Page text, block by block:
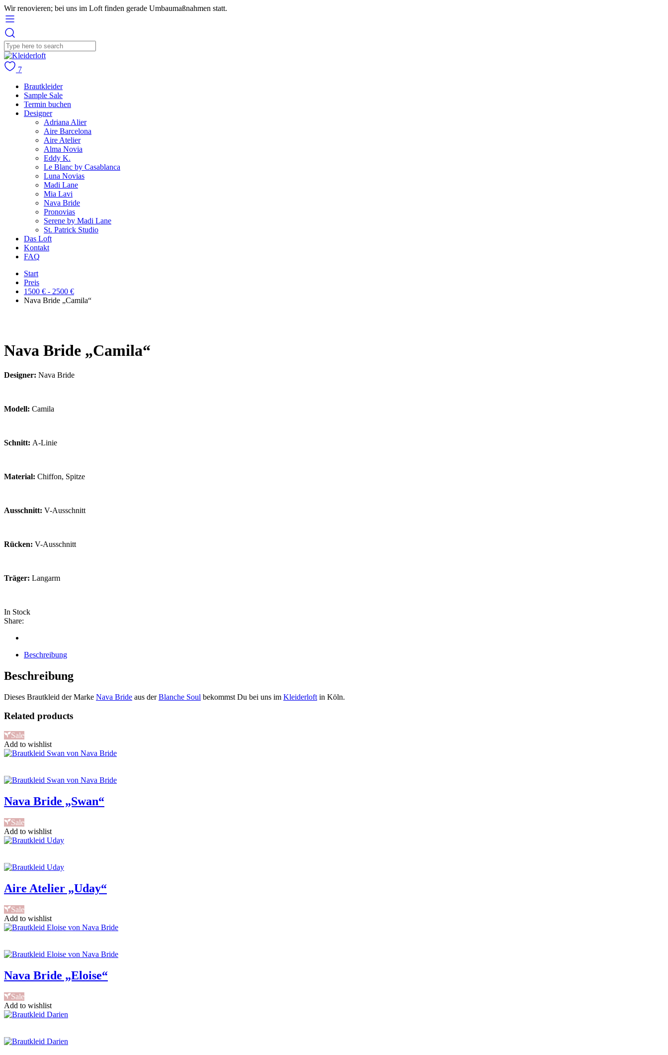
Wir renovieren; bei uns im Loft finden gerade Umbaumaßnahmen statt.
7
Brautkleider
Sample Sale
Termin buchen
Designer
Adriana Alier
Aire Barcelona
Aire Atelier
Alma Novia
Eddy K.
Le Blanc by Casablanca
Luna Novias
Madi Lane
Mia Lavi
Nava Bride
Pronovias
Serene by Madi Lane
St. Patrick Studio
Das Loft
Kontakt
FAQ
Start
Preis
1500 € - 2500 €
Nava Bride „Camila“
Nava Bride „Camila“
Designer: Nava Bride
Modell: Camila
Schnitt: A-Linie
Material: Chiffon, Spitze
Ausschnitt: V-Ausschnitt
Rücken: V-Ausschnitt
Träger: Langarm
In Stock
Share:
Beschreibung
Beschreibung
Dieses Brautkleid der Marke Nava Bride aus derBlanche Soul bekommst Du bei uns im Kleiderloft in Köln.
Related products
Sale
Add to wishlist
Nava Bride „Swan“
Sale
Add to wishlist
Aire Atelier „Uday“
Sale
Add to wishlist
Nava Bride „Eloise“
Sale
Add to wishlist